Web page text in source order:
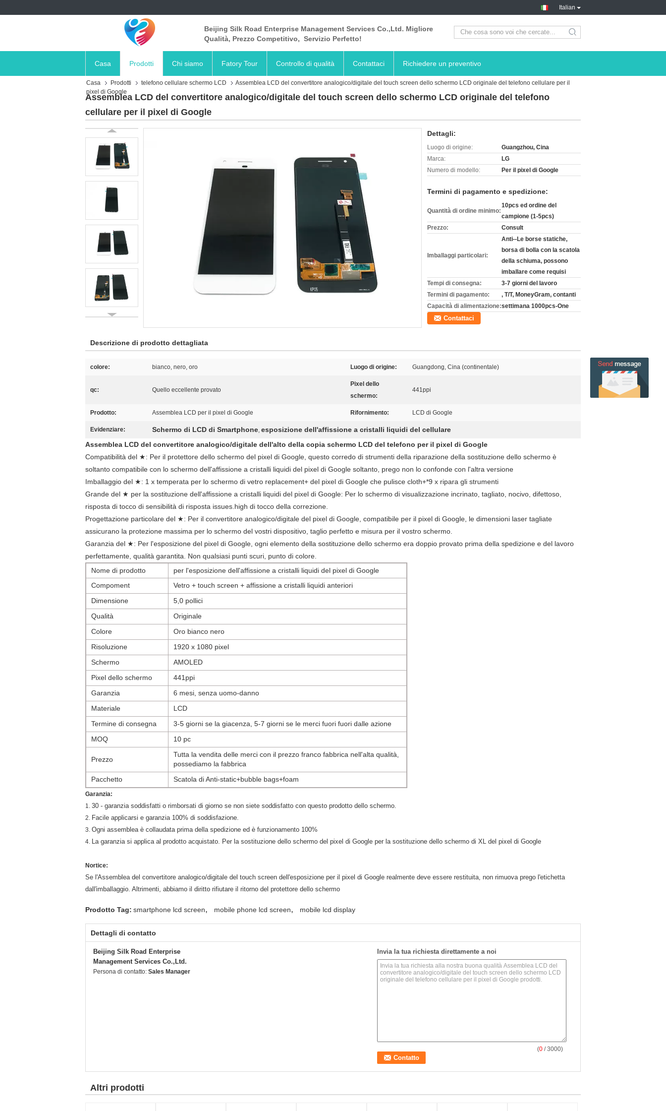
Italian
Beijing Silk Road Enterprise Management Services Co.,Ltd. Migliore
Qualità, Prezzo Competitivo, Servizio Perfetto!
search
Casa Prodotti Chi siamo Fatory Tour Controllo di qualità Contattaci Richiedere un preventivo
Casa Prodotti telefono cellulare schermo LCD
Assemblea LCD del convertitore analogico/digitale del touch screen dello schermo LCD originale del telefono cellulare per il
pixel di Google
Assemblea LCD del convertitore analogico/digitale del touch screen dello schermo LCD originale del telefono
cellulare per il pixel di Google
Dettagli:
Luogo di origine:
Guangzhou, Cina
Marca:
LG
Numero di modello:
Per il pixel di Google
Termini di pagamento e spedizione:
Quantità di ordine minimo:
10pcs ed ordine del
campione (1-5pcs)
Prezzo:
Consult
Imballaggi particolari:
Anti--Le borse statiche,
borsa di bolla con la scatola
della schiuma, possono
imballare come requisi
Tempi di consegna:
3-7 giorni del lavoro
Termini di pagamento:
, T/T, MoneyGram, contanti
Capacità di alimentazione:settimana 1000pcs-One
Contattaci
Descrizione di prodotto dettagliata
colore: bianco, nero, oro Luogo di origine: Guangdong, Cina (continentale)
qc: Quello eccellente provato
Pixel dello
schermo:
441ppi
Prodotto: Assemblea LCD per il pixel di Google Rifornimento: LCD di Google
Evidenziare: Schermo di LCD di Smartphone, esposizione dell'affissione a cristalli liquidi del cellulare
Assemblea LCD del convertitore analogico/digitale dell'alto della copia schermo LCD del telefono per il pixel di Google
Compatibilità del ★: Per il protettore dello schermo del pixel di Google, questo corredo di strumenti della riparazione della sostituzione dello schermo è
soltanto compatibile con lo schermo dell'affissione a cristalli liquidi del pixel di Google soltanto, prego non lo confonde con l'altra versione
Imballaggio del ★: 1 x temperata per lo schermo di vetro replacement+ del pixel di Google che pulisce cloth+*9 x ripara gli strumenti
Grande del ★ per la sostituzione dell'affissione a cristalli liquidi del pixel di Google: Per lo schermo di visualizzazione incrinato, tagliato, nocivo, difettoso,
risposta di tocco di sensibilità di risposta issues.high di tocco della correzione.
Progettazione particolare del ★: Per il convertitore analogico/digitale del pixel di Google, compatibile per il pixel di Google, le dimensioni laser tagliate
assicurano la protezione massima per lo schermo del vostri dispositivo, taglio perfetto e misura per il vostro schermo.
Garanzia del ★: Per l'esposizione del pixel di Google, ogni elemento della sostituzione dello schermo era doppio provato prima della spedizione e del lavoro
perfettamente, qualità garantita. Non qualsiasi punti scuri, punto di colore.
Nome di prodotto
per l'esposizione dell'affissione a cristalli liquidi del pixel di Google
Compoment
Vetro + touch screen + affissione a cristalli liquidi anteriori
Dimensione
5,0 pollici
Qualità
Originale
Colore
Oro bianco nero
Risoluzione
1920 x 1080 pixel
Schermo
AMOLED
Pixel dello schermo
441ppi
Garanzia
6 mesi, senza uomo-danno
Materiale
LCD
Termine di consegna
3-5 giorni se la giacenza, 5-7 giorni se le merci fuori fuori dalle azione
MOQ
10 pc
Prezzo
Tutta la vendita delle merci con il prezzo franco fabbrica nell'alta qualità,
possediamo la fabbrica
Pacchetto
Scatola di Anti-static+bubble bags+foam
Garanzia:
1. 30 - garanzia soddisfatti o rimborsati di giorno se non siete soddisfatto con questo prodotto dello schermo.
2. Facile applicarsi e garanzia 100% di soddisfazione.
3. Ogni assemblea è collaudata prima della spedizione ed è funzionamento 100%
4. La garanzia si applica al prodotto acquistato. Per la sostituzione dello schermo del pixel di Google per la sostituzione dello schermo di XL del pixel di Google
Nortice:
Se l'Assemblea del convertitore analogico/digitale del touch screen dell'esposizione per il pixel di Google realmente deve essere restituita, non rimuova prego l'etichetta
dall'imballaggio. Altrimenti, abbiamo il diritto rifiutare il ritorno del protettore dello schermo
Prodotto Tag: smartphone lcd screen, mobile phone lcd screen, mobile lcd display
Dettagli di contatto
Beijing Silk Road Enterprise
Management Services Co.,Ltd.
Persona di contatto: Sales Manager
Invia la tua richiesta direttamente a noi
(0 / 3000)
Altri prodotti